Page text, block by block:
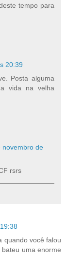
tempo para
20:39
Posta alguma
vida na velha
novembro de
rsrs
quando você falou
uma enorme